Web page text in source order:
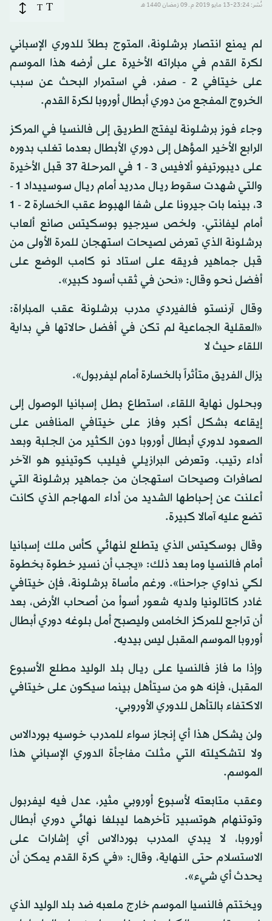
نُشر: 23:24-13 مايو 2019 م ـ 09 رَمضان 1440 هـ T
T
لم يمنع انتصار برشلونة، المتوج بطلاً للدوري الإسباني
لكرة القدم في مباراته الأخيرة على أرضه هذا الموسم
على خيتافي 2 - صفر، في استمرار البحث عن سبب
الخروج المفجع من دوري أبطال أوروبا لكرة القدم.
وجاء فوز برشلونة ليفتج الطريق إلى فالنسيا في المركز
الرابع الأخير المؤهل إلى دوري الأبطال بعدما تغلب بدوره
على ديبورتيفو ألافيس 3 - 1 في المرحلة 37 قبل الأخيرة
والتي شهدت سقوط ريـال مدريد أمام ريـال سوسييداد 1 -
3، بينما بات جيرونا على شفا الهبوط عقب الخسارة 2 - 1
أمام ليفانتي. ولخص سيرجيو بوسكيتس صانع ألعاب
برشلونة الذي تعرض لصيحات استهجان للمرة الأولى من
قبل جماهير فريقه على استاد نو كامب الوضع على
أفضل نحو وقال: «نحن في ثقب أسود كبير».
وقال آرنستو فالفيردي مدرب برشلونة عقب المباراة:
«العقلية الجماعية لم تكن في أفضل حالاتها في بداية
اللقاء حيث لا
يزال الفريق متأثراً بالخسارة أمام ليفربول».
وبحلول نهاية اللقاء، استطاع بطل إسبانيا الوصول إلى
إيقاعه بشكل أكبر وفاز على خيتافي المنافس على
الصعود لدوري أبطال أوروبا دون الكثير من الجلبة وبعد
أداء رتيب. وتعرض البرازيلي فيليب كوتينيو هو الآخر
لصافرات وصيحات استهجان من جماهير برشلونة التي
أعلنت عن إحباطها الشديد من أداء المهاجم الذي كانت
تضع عليه آمالا كبيرة.
وقال بوسكيتس الذي يتطلع لنهائي كأس ملك إسبانيا
أمام فالنسيا وما بعد ذلك: «يجب أن نسير خطوة بخطوة
لكي نداوي جراحنا». ورغم مأساة برشلونة، فإن خيتافي
غادر كاتالونيا ولديه شعور أسوأ من أصحاب الأرض، بعد
أن تراجع للمركز الخامس وليصبح أمل بلوغه دوري أبطال
أوروبا الموسم المقبل ليس بيديه.
وإذا ما فاز فالنسيا على ريـال بلد الوليد مطلع الأسبوع
المقبل، فإنه هو من سيتأهل بينما سيكون على خيتافي
الاكتفاء بالتأهل للدوري الأوروبي.
ولن يشكل هذا أي إنجاز سواء للمدرب خوسيه بوردالاس
ولا لتشكيلته التي مثلت مفاجأة الدوري الإسباني هذا
الموسم.
وعقب متابعته لأسبوع أوروبي مثير، عدل فيه ليفربول
وتوتنهام هوتسبير تأخرهما ليبلغا نهائي دوري أبطال
أوروبا، لا يبدي المدرب بوردالاس أي إشارات على
الاستسلام حتى النهاية، وقال: «في كرة القدم يمكن أن
يحدث أي شيء».
ويختتم فالنسيا الموسم خارج ملعبه ضد بلد الوليد الذي